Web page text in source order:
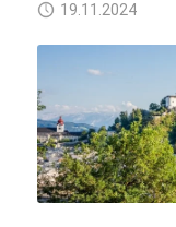
19.11.2024